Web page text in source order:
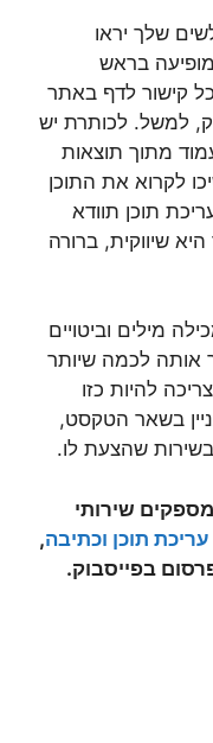
שלך יראו
בראש
קישור לדף באתר
למשל. לכותרת יש
מתוך תוצאות
לקרוא את התוכן
תוכן תוודא
שיווקית, ברורה
מילים וביטויים
אותה לכמה שיותר
להיות כזו
בשאר הטקסט,
שהצעת לו.
שירותי
עריכת תוכן וכתיבה,
בפייסבוק.